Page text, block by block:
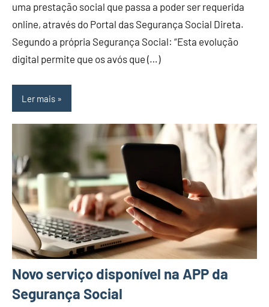
uma prestação social que passa a poder ser requerida
online, através do Portal das Segurança Social Direta.
Segundo a própria Segurança Social: “Esta evolução
digital permite que os avós que (…)
Ler mais
Novo serviço disponível na APP da
Segurança Social